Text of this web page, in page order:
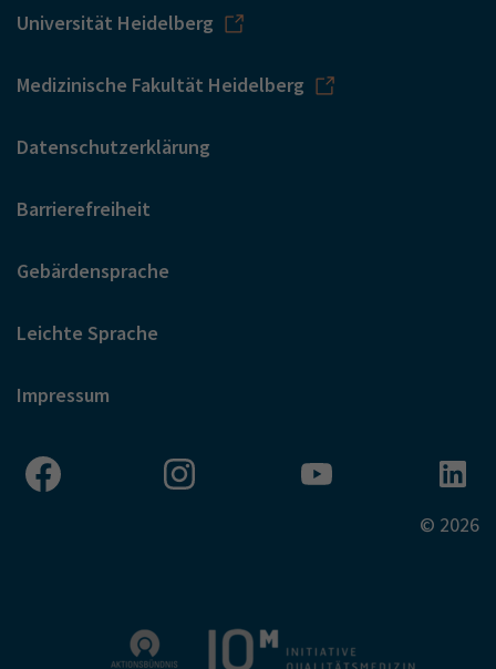
Universität Heidelberg
Medizinische Fakultät Heidelberg
Datenschutzerklärung
Barrierefreiheit
Gebärdensprache
Leichte Sprache
Impressum
© 2026